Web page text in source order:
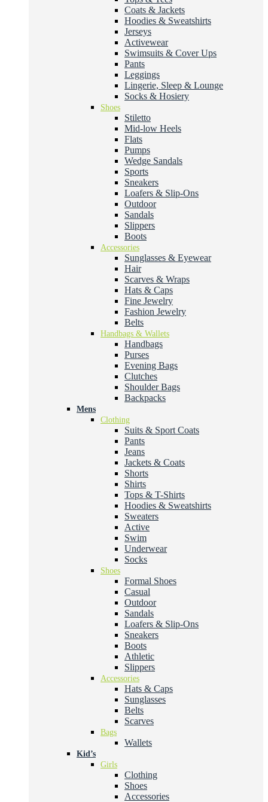
Coats & Jackets
Hoodies & Sweatshirts
Jerseys
Activewear
Swimsuits & Cover Ups
Pants
Leggings
Lingerie, Sleep & Lounge
Socks & Hosiery
Shoes
Stiletto
Mid-low Heels
Flats
Pumps
Wedge Sandals
Sports
Sneakers
Loafers & Slip-Ons
Outdoor
Sandals
Slippers
Boots
Accessories
Sunglasses & Eyewear
Hair
Scarves & Wraps
Hats & Caps
Fine Jewelry
Fashion Jewelry
Belts
Handbags & Wallets
Handbags
Purses
Evening Bags
Clutches
Shoulder Bags
Backpacks
Mens
Clothing
Suits & Sport Coats
Pants
Jeans
Jackets & Coats
Shorts
Shirts
Tops & T-Shirts
Hoodies & Sweatshirts
Sweaters
Active
Swim
Underwear
Socks
Shoes
Formal Shoes
Casual
Outdoor
Sandals
Loafers & Slip-Ons
Sneakers
Boots
Athletic
Slippers
Accessories
Hats & Caps
Sunglasses
Belts
Scarves
Bags
Wallets
Kid’s
Girls
Clothing
Shoes
Accessories